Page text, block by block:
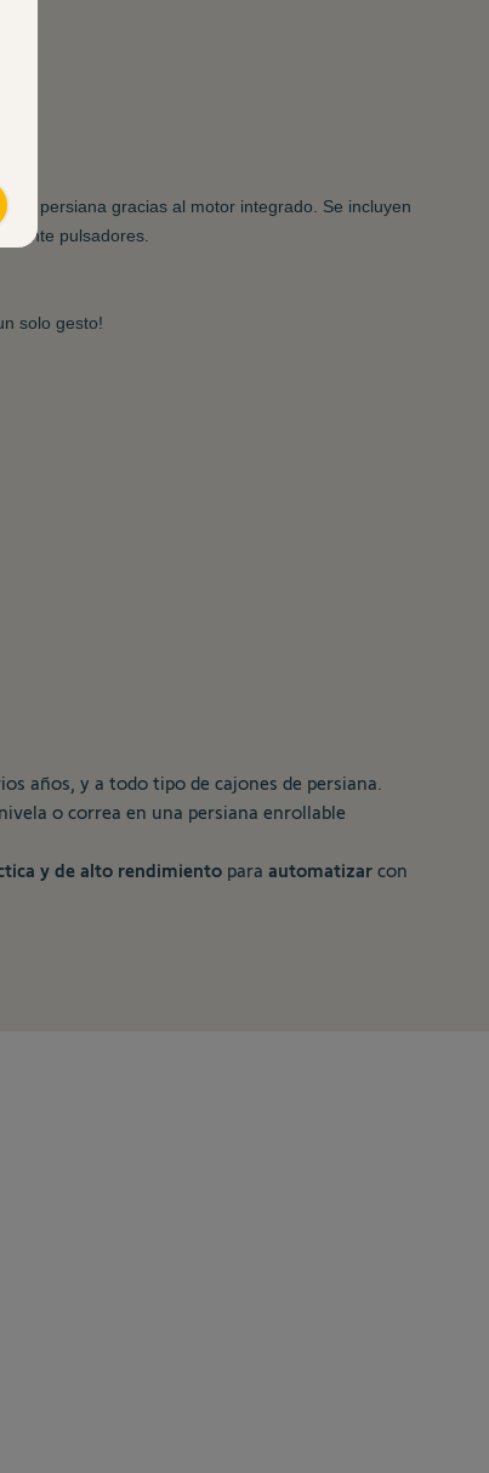
la persiana gracias al motor integrado. Se incluyen
pulsadores.
solo gesto!
años, y a todo tipo de cajones de persiana.
o correa en una persiana enrollable
y de alto rendimiento para automatizar con